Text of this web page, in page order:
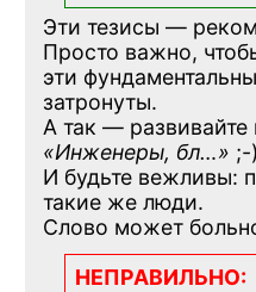
Эти тезисы —
Просто важно,
эти
затронуты.
А так — развивайте
«Инженеры, бл…» ;-)
И будьте вежливы:
такие же люди.
Слово может
НЕПРАВИЛЬНО: